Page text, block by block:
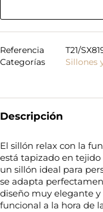
Referencia
T21/
Categorías
Sillones
Descripción
El sillón relax con la
está tapizado en
un sillón ideal para
se adapta
diseño muy elegante
funcional a la hora de